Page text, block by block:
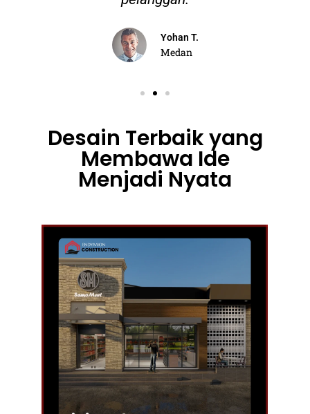
Yohan T.
Medan
Desain Terbaik yang
Membawa Ide
Menjadi Nyata